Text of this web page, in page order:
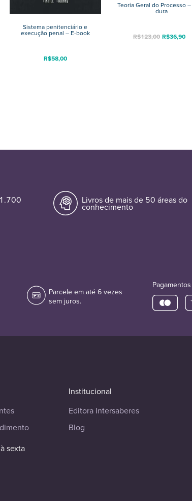
Sistema penitenciário e
execução penal – E-book
R$58,00
Teoria Geral do Processo –
dura
R$123,00 R$36,90
Livros de mais de 50 áreas do
conhecimento
Parcele em até 6 vezes
sem juros.
sexta
Institucional
Editora Intersaberes
Blog